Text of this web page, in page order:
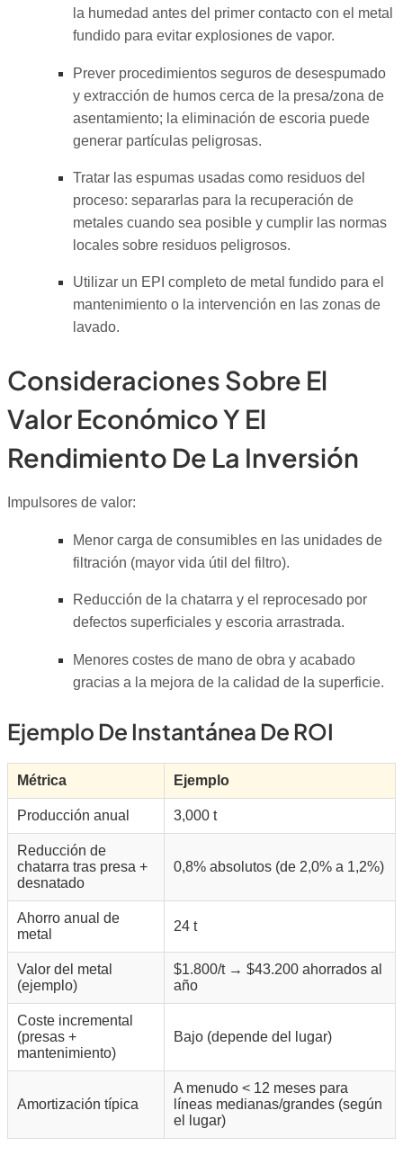
la humedad antes del primer contacto con el metal
fundido para evitar explosiones de vapor.
Prever procedimientos seguros de desespumado
y extracción de humos cerca de la presa/zona de
asentamiento; la eliminación de escoria puede
generar partículas peligrosas.
Tratar las espumas usadas como residuos del
proceso: separarlas para la recuperación de
metales cuando sea posible y cumplir las normas
locales sobre residuos peligrosos.
Utilizar un EPI completo de metal fundido para el
mantenimiento o la intervención en las zonas de
lavado.
Consideraciones Sobre El
Valor Económico Y El
Rendimiento De La Inversión
Impulsores de valor:
Menor carga de consumibles en las unidades de
filtración (mayor vida útil del filtro).
Reducción de la chatarra y el reprocesado por
defectos superficiales y escoria arrastrada.
Menores costes de mano de obra y acabado
gracias a la mejora de la calidad de la superficie.
Ejemplo De Instantánea De ROI
Métrica Ejemplo
Producción anual 3,000 t
Reducción de
chatarra tras presa +
desnatado
0,8% absolutos (de 2,0% a 1,2%)
Ahorro anual de
metal
24 t
Valor del metal
(ejemplo)
$1.800/t → $43.200 ahorrados al
año
Coste incremental
(presas +
mantenimiento)
Bajo (depende del lugar)
Amortización típica
A menudo < 12 meses para
líneas medianas/grandes (según
el lugar)